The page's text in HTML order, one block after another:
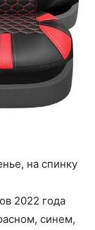
на спинку
2022 года
синем,